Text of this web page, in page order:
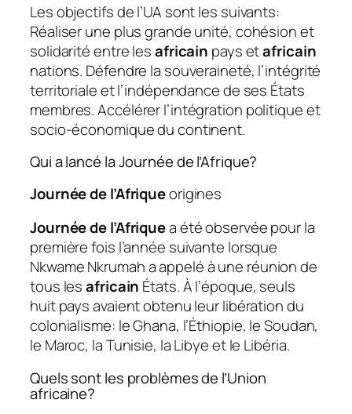
Les objectifs de l’UA sont les suivants:
Réaliser une plus grande unité, cohésion et
solidarité entre lesafricain pays etafricain
nations. Défendre la souveraineté, l’intégrité
territoriale et l’indépendance de ses États
membres. Accélérer l’intégration politique et
socio-économique du continent.
Qui a lancé la Journée de l’Afrique?
Journée de l’Afriqueorigines
Journée de l’Afriquea été observée pour la
première fois l’année suivante lorsque
Nkwame Nkrumah a appelé à une réunion de
tous lesafricain États. À l’époque, seuls
huit pays avaient obtenu leur libération du
colonialisme: le Ghana, l’Éthiopie, le Soudan,
le Maroc, la Tunisie, la Libye et le Libéria.
Quels sont les problèmes de l’Union
africaine?